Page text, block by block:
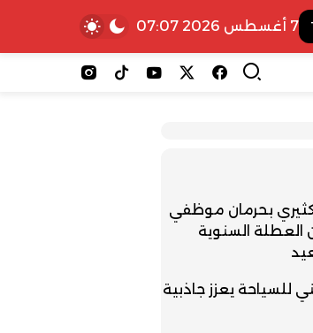
7 أغسطس 2026 07:07
بحرمان موظفي
العطلة السنوية
للسياحة يعزز جاذبية